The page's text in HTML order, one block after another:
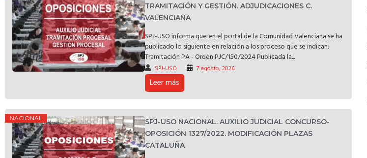
TRAMITACIÓN Y GESTIÓN. ADJUDICACIONES C.
VALENCIANA
SPJ-USO informa que en el portal de la Comunidad Valenciana se ha
publicado lo siguiente en relación a los proceso que se indican:
Tramitación PA - Orden PJC/150/2024 Publicada la...
SPJ-USO 7 agosto, 2026
Leer más
NACIONAL
SPJ-USO NACIONAL. AUXILIO JUDICIAL CONCURSO-
OPOSICIÓN 1327/2022. MODIFICACIÓN PLAZAS
CATALUÑA